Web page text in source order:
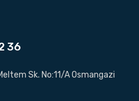
36
Sk. No:11/A Osmangazi